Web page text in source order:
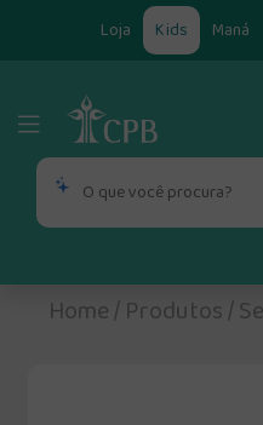
Loja Kids Maná
Home/Produtos/